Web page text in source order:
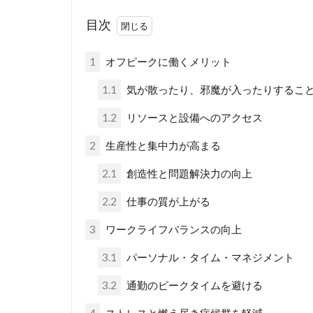
目次
1 オフピークに働くメリット
1.1 気が散ったり、邪魔が入ったりするこ
1.2 リソースと設備へのアクセス
2 生産性と集中力が高まる
2.1 創造性と問題解決力の向上
2.2 仕事の質が上がる
3 ワークライフバランスの向上
3.1 パーソナル・タイム・マネジメント
3.2 通勤のピークタイムを避ける